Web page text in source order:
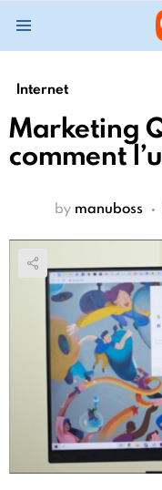
Internet
Marketing
comment
by manuboss